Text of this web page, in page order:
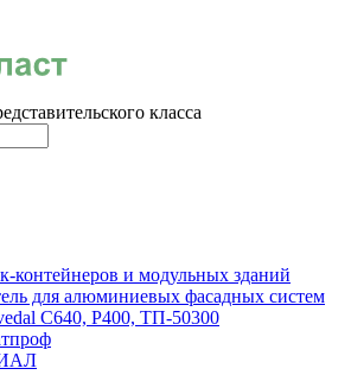
класса
контейнеров и модульных зданий
для алюминиевых фасадных систем
С640, Р400, ТП-50300